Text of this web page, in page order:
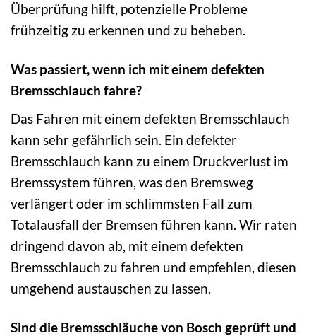
Überprüfung hilft, potenzielle Probleme
frühzeitig zu erkennen und zu beheben.
Was passiert, wenn ich mit einem defekten
Bremsschlauch fahre?
Das Fahren mit einem defekten Bremsschlauch
kann sehr gefährlich sein. Ein defekter
Bremsschlauch kann zu einem Druckverlust im
Bremssystem führen, was den Bremsweg
verlängert oder im schlimmsten Fall zum
Totalausfall der Bremsen führen kann. Wir raten
dringend davon ab, mit einem defekten
Bremsschlauch zu fahren und empfehlen, diesen
umgehend austauschen zu lassen.
Sind die Bremsschläuche von Bosch geprüft und